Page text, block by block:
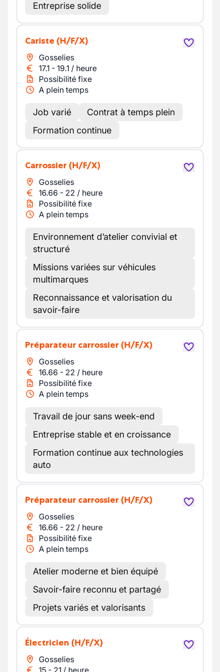
Entreprise solide
Cariste (H/F/X)
Gosselies
17.1 - 19.1 / heure
Possibilité fixe
A plein temps
Job varié
Contrat à temps plein
Formation continue
Carrossier (H/F/X)
Gosselies
16.66 - 22 / heure
Possibilité fixe
A plein temps
Environnement d’atelier convivial et
structuré
Missions variées sur véhicules
multimarques
Reconnaissance et valorisation du
savoir-faire
Préparateur carrossier (H/F/X)
Gosselies
16.66 - 22 / heure
Possibilité fixe
A plein temps
Travail de jour sans week-end
Entreprise stable et en croissance
Formation continue aux technologies
auto
Préparateur carrossier (H/F/X)
Gosselies
16.66 - 22 / heure
Possibilité fixe
A plein temps
Atelier moderne et bien équipé
Savoir-faire reconnu et partagé
Projets variés et valorisants
Électricien (H/F/X)
Gosselies
15 - 21 / heure